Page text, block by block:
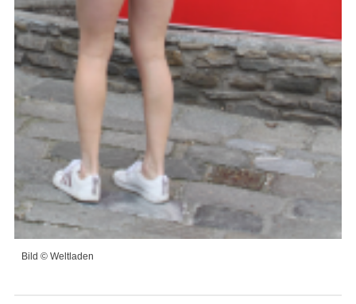
Bild © Weltladen